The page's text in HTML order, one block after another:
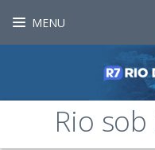
MENU
Rio